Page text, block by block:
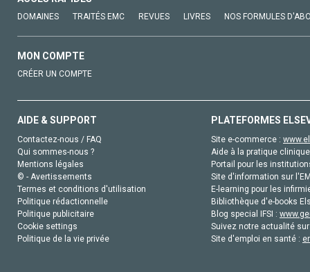
DOMAINES TRAITÉS EMC REVUES LIVRES NOS FORMULES
MON COMPTE
CRÉER UN COMPTE
AIDE & SUPPORT
Contactez-nous / FAQ
Qui sommes-nous ?
Mentions légales
© - Avertissements
Termes et conditions d'utilisation
Politique rédactionnelle
Politique publicitaire
Cookie settings
Politique de la vie privée
PLATEFORMES
Site e-commerce :
Aide à la pratique
Portail pour les
Site d'information sur
E-learning pour les
Bibliothèque d'e-books
Blog special IFSI :
Suivez notre actualité
Site d'emploi en santé :